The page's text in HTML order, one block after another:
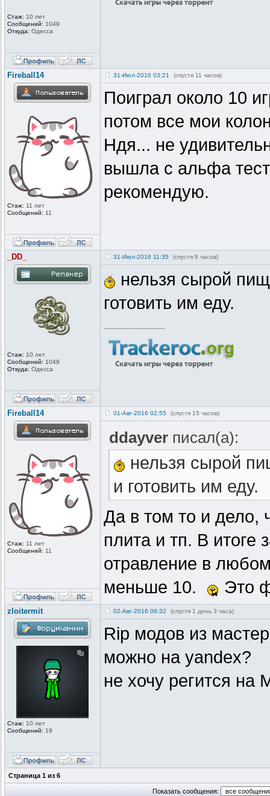
Стаж: 10 лет
Сообщений: 1049
Откуда: Одесса
Fireball14
Стаж: 11 лет
Сообщений: 11
31-Июл-2016 03:21 (спустя 11 часов)
Поиграл около 10
потом все мои
Ндя... не
вышла с альфа
рекомендую.
_DD_
Стаж: 10 лет
Сообщений: 1049
Откуда: Одесса
31-Июл-2016 11:35 (спустя 8 часов)
нельзя сырой
готовить им еду.
Fireball14
Стаж: 11 лет
Сообщений: 11
01-Авг-2016 02:55 (спустя 15 часов)
ddayverписал(а):
нельзя сырой
и готовить им еду.
Да в том то и дело,
плита и тп. В итоге
отравление в
меньше 10.
Это
zloitermit
Стаж: 10 лет
Сообщений: 19
02-Авг-2016 06:32 (спустя 1 день 3 часа)
Rip модов из
можно на yandex?
не хочу регится на
Страница 1 из 6
Показать сообщения: